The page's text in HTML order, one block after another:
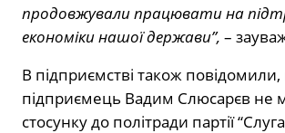
продовжували працювати на
економіки нашої держави”, –
В підприємстві також
підприємець Вадим Слюсарєв не
стосунку до політради партії